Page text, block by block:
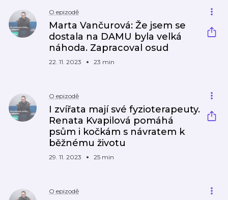
O epizodě
Marta Vančurová: Že jsem se
dostala na DAMU byla velká
náhoda. Zapracoval osud
22. 11. 2023 23 min
O epizodě
I zvířata mají své fyzioterapeuty.
Renata Kvapilová pomáhá
psům i kočkám s návratem k
běžnému životu
29. 11. 2023 25 min
O epizodě